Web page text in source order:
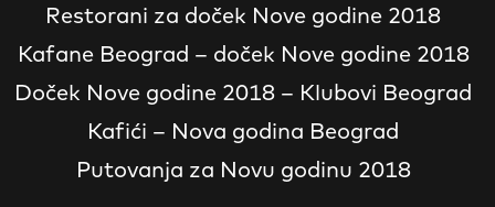
Restorani za doček Nove godine 2018
Kafane Beograd – doček Nove godine 2018
Doček Nove godine 2018 – Klubovi Beograd
Kafići – Nova godina Beograd
Putovanja za Novu godinu 2018